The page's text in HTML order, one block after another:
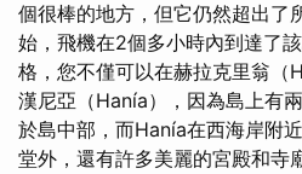
個很棒的地方，但它仍然超出了
始，飛機在2個多小時內到達了
格，您不僅可以在赫拉克里翁（
漢尼亞（Hanía），因為島上有
於島中部，而Hanía在西海岸附
堂外，還有許多美麗的宮殿和寺